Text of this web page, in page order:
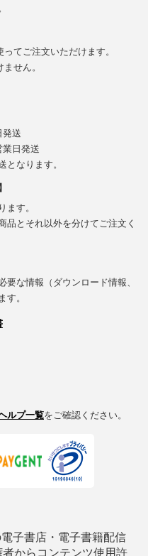
てご注文いただけます。
せん。
発送
日発送
なります。
ます。
品とそれ以外を分けてご注文く
要な情報（ダウンロード情報、
す。
ルプ一覧をご確認ください。
子書店・電子書籍配信
からコンテンツ使用許